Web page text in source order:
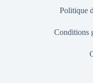
Politique
Conditions